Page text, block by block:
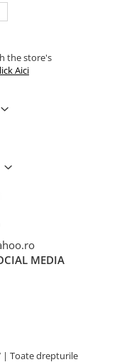
the store's
Aici
MEDIA
| Toate drepturile